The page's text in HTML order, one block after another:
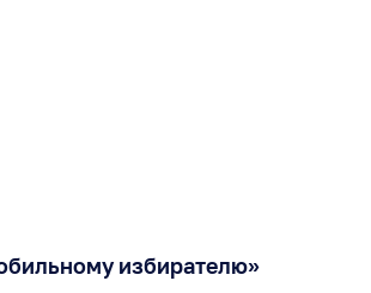
избирателю»